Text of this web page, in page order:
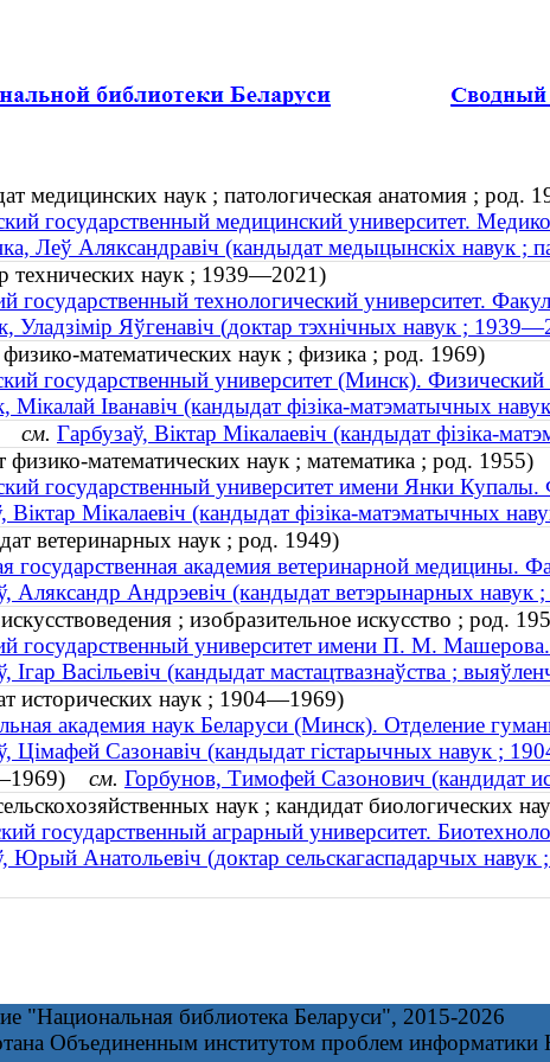
медицинских наук ; патологическая анатомия ; род.
государственный медицинский университет.
Леў Аляксандравіч (кандыдат медыцынскіх навук ;
технических наук ; 1939—2021)
государственный технологический университет.
Уладзімір Яўгенавіч (доктар тэхнічных навук ;
математических наук ; физика ; род. 1969)
государственный университет (Минск). Физический
Мікалай Iванавiч (кандыдат фізіка-матэматычных
см. Гарбузаў, Віктар Мікалаевіч (кандыдат фізіка-
математических наук ; математика ; род. 1955)
государственный университет имени Янки
Віктар Мікалаевіч (кандыдат фізіка-матэматычных
ветеринарных наук ; род. 1949)
государственная академия ветеринарной медицины.
Аляксандр Андрэевіч (кандыдат ветэрынарных навук
; изобразительное искусство ; род.
государственный университет имени П. М.
Ігар Васільевіч (кандыдат мастацтвазнаўства ;
исторических наук ; 1904—1969)
академия наук Беларуси (Минск). Отделение
Цімафей Сазонавіч (кандыдат гістарычных навук ;
см. Горбунов, Тимофей Сазонович (кандидат
наук ; кандидат биологических
государственный аграрный университет.
Юрый Анатольевіч (доктар сельскагаспадарчых навук ;
"Национальная библиотека Беларуси", 2015-2026
Объединенным институтом проблем